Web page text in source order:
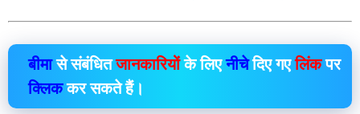
बीमासे संबंधितजानकारियोंके लिएनीचेदिए गएलिंकपर
क्लिककर सकते हैं।